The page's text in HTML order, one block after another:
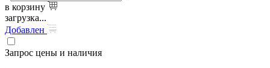
в корзину
загрузка...
Добавлен
Запрос цены и наличия